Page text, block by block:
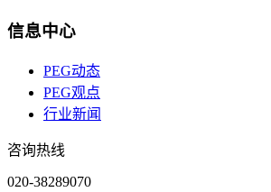
信息中心
PEG动态
PEG观点
行业新闻
咨询热线
020-38289070